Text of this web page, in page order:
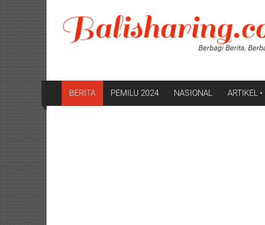
konten
BERITA PEMILU 2024 NASIONAL ARTIKEL •